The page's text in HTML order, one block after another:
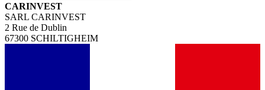
CARINVEST
SARL CARINVEST
2 Rue de Dublin
67300 SCHILTIGHEIM